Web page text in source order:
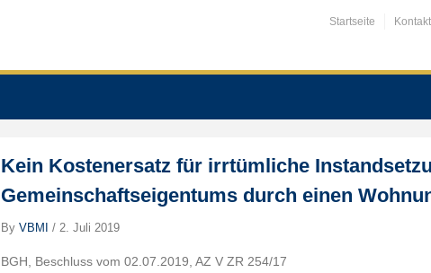
Startseite Kontakt
Kein Kostenersatz für irrtümliche
Gemeinschaftseigentums durch einen
ByVBMI /2. Juli 2019
BGH, Beschluss vom 02.07.2019, AZ V ZR 254/17